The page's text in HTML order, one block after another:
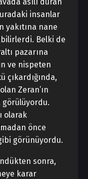
insanlar
yakıtına nane
Belki de
pazarına
ve nispeten
çıkardığında,
Zeran’ın
görülüyordu.
olarak
önce
görünüyordu.
sonra,
karar